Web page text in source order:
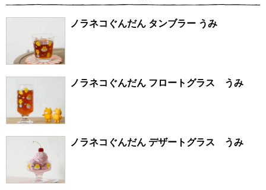
ノラネコぐんだん タンブラー うみ
ノラネコぐんだん フロートグラス うみ
ノラネコぐんだん デザートグラス うみ